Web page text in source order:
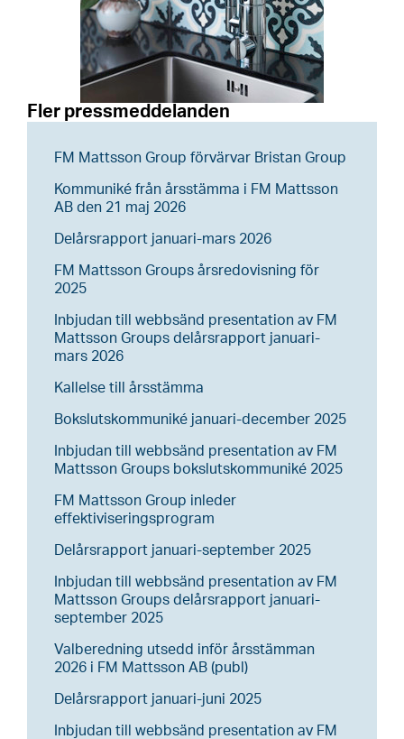
Fler pressmeddelanden
FM Mattsson Group förvärvar Bristan Group
Kommuniké från årsstämma i FM Mattsson
AB den 21 maj 2026
Delårsrapport januari-mars 2026
FM Mattsson Groups årsredovisning för
2025
Inbjudan till webbsänd presentation av FM
Mattsson Groups delårsrapport januari-
mars 2026
Kallelse till årsstämma
Bokslutskommuniké januari-december 2025
Inbjudan till webbsänd presentation av FM
Mattsson Groups bokslutskommuniké 2025
FM Mattsson Group inleder
effektiviseringsprogram
Delårsrapport januari-september 2025
Inbjudan till webbsänd presentation av FM
Mattsson Groups delårsrapport januari-
september 2025
Valberedning utsedd inför årsstämman
2026 i FM Mattsson AB (publ)
Delårsrapport januari-juni 2025
Inbjudan till webbsänd presentation av FM